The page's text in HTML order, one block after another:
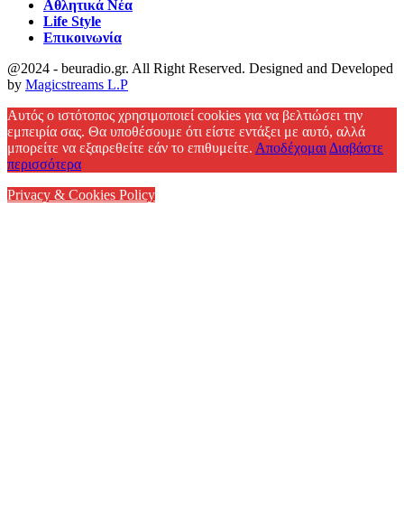
Αθλητικά Νέα
Life Style
Επικοινωνία
@2024 - beuradio.gr. All Right Reserved. Designed and Developed
by Magicstreams L.P
Αυτός ο ιστότοπος χρησιμοποιεί cookies για να βελτιώσει την
εμπειρία σας. Θα υποθέσουμε ότι είστε εντάξει με αυτό, αλλά
μπορείτε να εξαιρεθείτε εάν το επιθυμείτε. Αποδέχομαι Διαβάστε
περισσότερα
Privacy & Cookies Policy